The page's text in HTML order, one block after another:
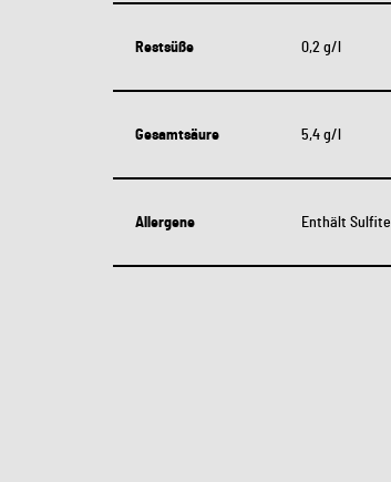
Restsüße 0,2 g/l
Gesamtsäure 5,4 g/l
Allergene Enthält Sulfite